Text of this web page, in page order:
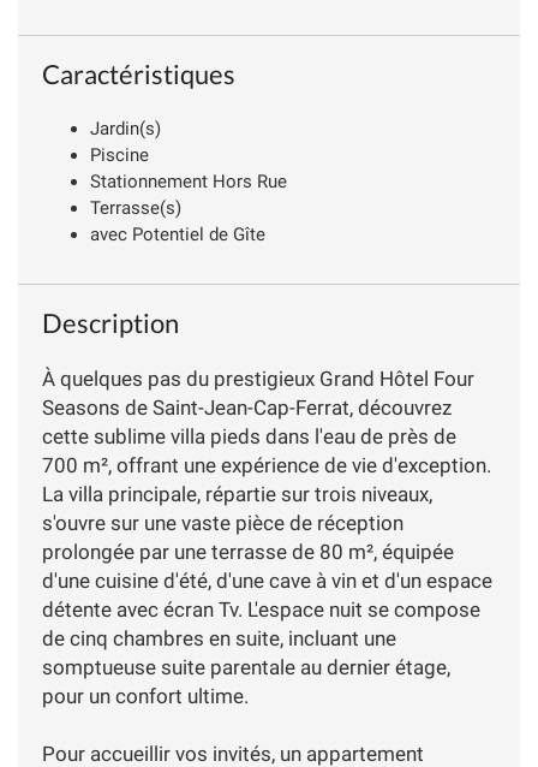
Caractéristiques
Jardin(s)
Piscine
Stationnement Hors Rue
Terrasse(s)
avec Potentiel de Gîte
Description
À quelques pas du prestigieux Grand Hôtel Four
Seasons de Saint-Jean-Cap-Ferrat, découvrez
cette sublime villa pieds dans l'eau de près de
700 m², offrant une expérience de vie d'exception.
La villa principale, répartie sur trois niveaux,
s'ouvre sur une vaste pièce de réception
prolongée par une terrasse de 80 m², équipée
d'une cuisine d'été, d'une cave à vin et d'un espace
détente avec écran Tv. L'espace nuit se compose
de cinq chambres en suite, incluant une
somptueuse suite parentale au dernier étage,
pour un confort ultime.
Pour accueillir vos invités, un appartement